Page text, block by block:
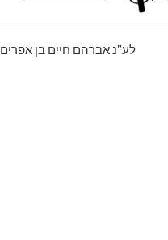
לע”נ אברהם חיים בן